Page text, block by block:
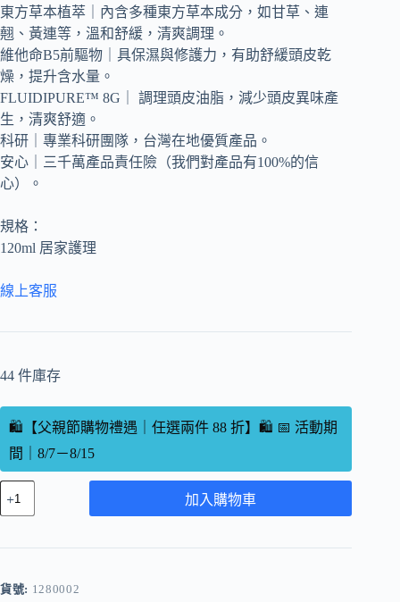
東方草本植萃｜內含多種東方草本成分，如甘草、連
翹、黃連等，溫和舒緩，清爽調理。
維他命B5前驅物｜具保濕與修護力，有助舒緩頭皮乾
燥，提升含水量。
FLUIDIPURE™ 8G｜ 調理頭皮油脂，減少頭皮異味產
生，清爽舒適。
科研｜專業科研團隊，台灣在地優質產品。
安心｜三千萬產品責任險（我們對產品有100%的信
心）。
規格：
120ml 居家護理
線上客服
44 件庫存
🛍️【父親節購物禮遇｜任選兩件 88 折】🛍️ 📅 活動期
間｜8/7－8/15
加入購物車
貨號: 1280002